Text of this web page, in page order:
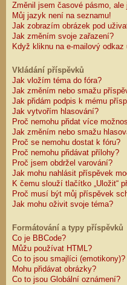
Změnil jsem časové pásmo, ale
Můj jazyk není na seznamu!
Jak zobrazím obrázek pod
Jak změním svoje zařazení?
Když kliknu na e-mailový
Vkládání příspěvků
Jak vložím téma do fóra?
Jak změním nebo smažu
Jak přidám podpis k mému
Jak vytvořím hlasování?
Proč nemohu přidat více
Jak změním nebo smažu
Proč se nemohu dostat k fóru?
Proč nemohu přidávat přílohy?
Proč jsem obdržel varování?
Jak mohu nahlásit příspěvek
K čemu slouží tlačítko „Uložit“
Proč musí být můj příspěvek
Jak mohu oživit svoje téma?
Formátování a typy příspěvků
Co je BBCode?
Můžu používat HTML?
Co to jsou smajlíci (emotikony)?
Mohu přidávat obrázky?
Co to jsou Globální oznámení?